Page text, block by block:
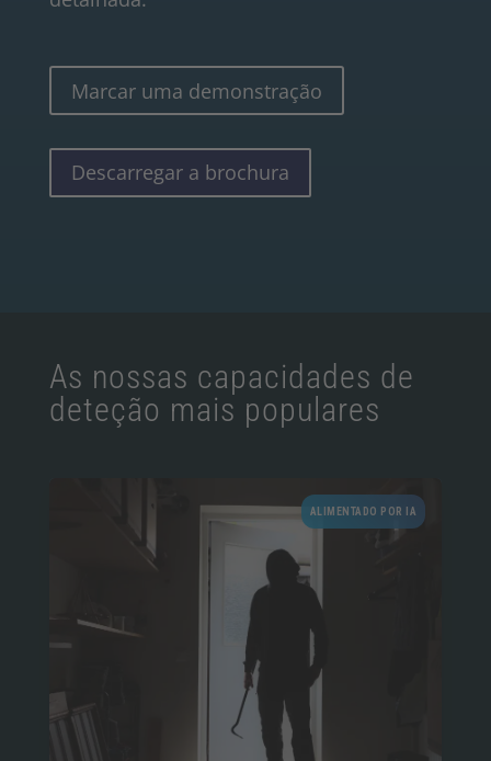
Marcar uma demonstração
Descarregar a brochura
As nossas capacidades de
deteção mais populares
ALIMENTADO POR IA